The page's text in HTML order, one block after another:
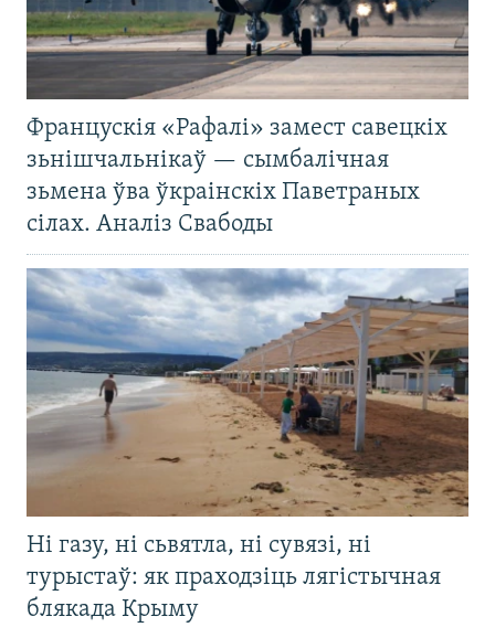
Францускія «Рафалі» замест савецкіх
зьнішчальнікаў — сымбалічная
зьмена ўва ўкраінскіх Паветраных
сілах. Аналіз Свабоды
Ні газу, ні сьвятла, ні сувязі, ні
турыстаў: як праходзіць лягістычная
блякада Крыму